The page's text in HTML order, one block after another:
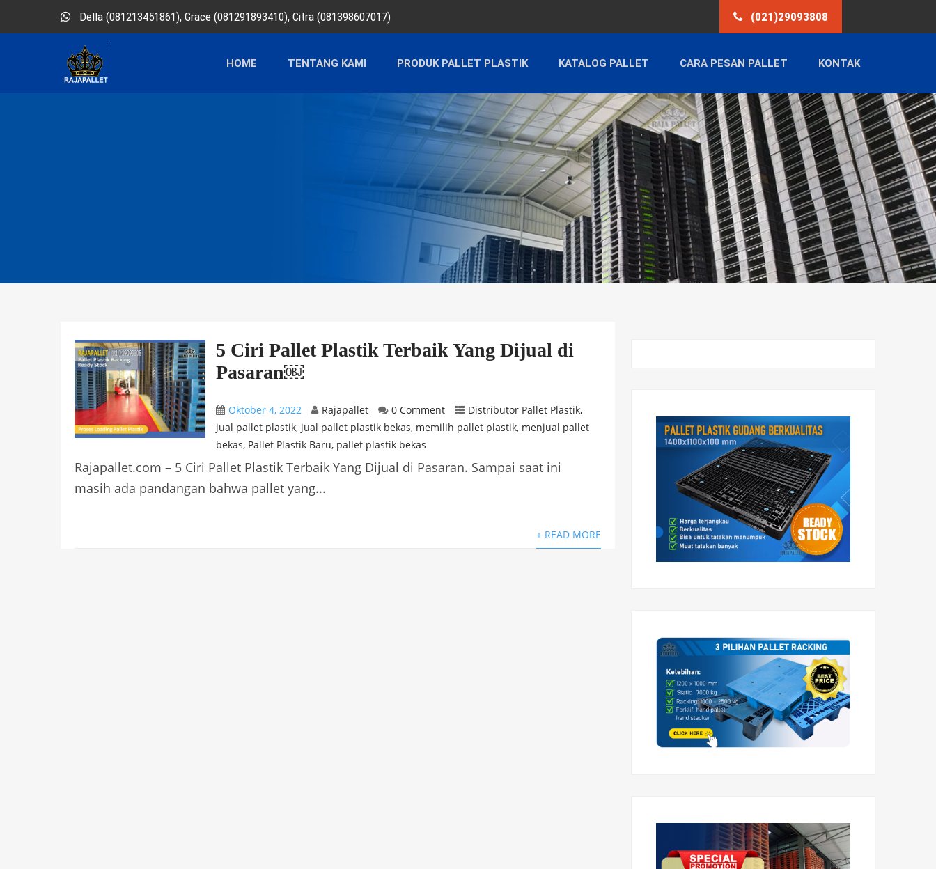
Della (081213451861), Grace (081291893410), Citra (081398607017) (021)29093808
HOME TENTANG KAMI PRODUK PALLET PLASTIK KATALOG PALLET CARA PESAN PALLET KONTAK
5 Ciri Pallet Plastik Terbaik Yang Dijual di
Pasaran￼
Oktober 4, 2022 Rajapallet 0 Comment Distributor Pallet Plastik,
jual pallet plastik, jual pallet plastik bekas, memilih pallet plastik, menjual pallet
bekas, Pallet Plastik Baru, pallet plastik bekas
Rajapallet.com – 5 Ciri Pallet Plastik Terbaik Yang Dijual di Pasaran. Sampai saat ini
masih ada pandangan bahwa pallet yang...
+ READ MORE